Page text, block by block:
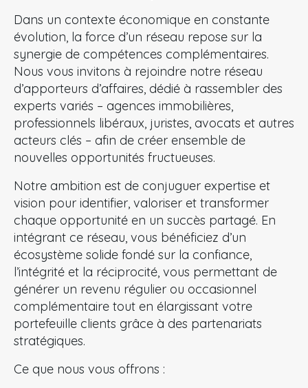
Dans un contexte économique en constante
évolution, la force d’un réseau repose sur la
synergie de compétences complémentaires.
Nous vous invitons à rejoindre notre réseau
d’apporteurs d’affaires, dédié à rassembler des
experts variés – agences immobilières,
professionnels libéraux, juristes, avocats et autres
acteurs clés – afin de créer ensemble de
nouvelles opportunités fructueuses.
Notre ambition est de conjuguer expertise et
vision pour identifier, valoriser et transformer
chaque opportunité en un succès partagé. En
intégrant ce réseau, vous bénéficiez d’un
écosystème solide fondé sur la confiance,
l’intégrité et la réciprocité, vous permettant de
générer un revenu régulier ou occasionnel
complémentaire tout en élargissant votre
portefeuille clients grâce à des partenariats
stratégiques.
Ce que nous vous offrons :